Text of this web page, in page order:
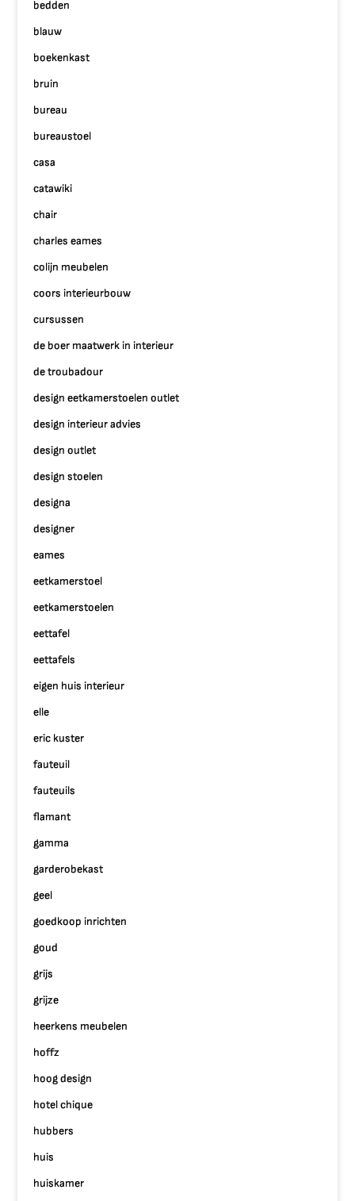
bedden
blauw
boekenkast
bruin
bureau
bureaustoel
casa
catawiki
chair
charles eames
colijn meubelen
coors interieurbouw
cursussen
de boer maatwerk in interieur
de troubadour
design eetkamerstoelen outlet
design interieur advies
design outlet
design stoelen
designa
designer
eames
eetkamerstoel
eetkamerstoelen
eettafel
eettafels
eigen huis interieur
elle
eric kuster
fauteuil
fauteuils
flamant
gamma
garderobekast
geel
goedkoop inrichten
goud
grijs
grijze
heerkens meubelen
hoffz
hoog design
hotel chique
hubbers
huis
huiskamer